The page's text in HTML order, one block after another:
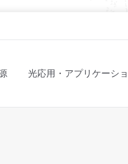
光応用・アプリケーシ